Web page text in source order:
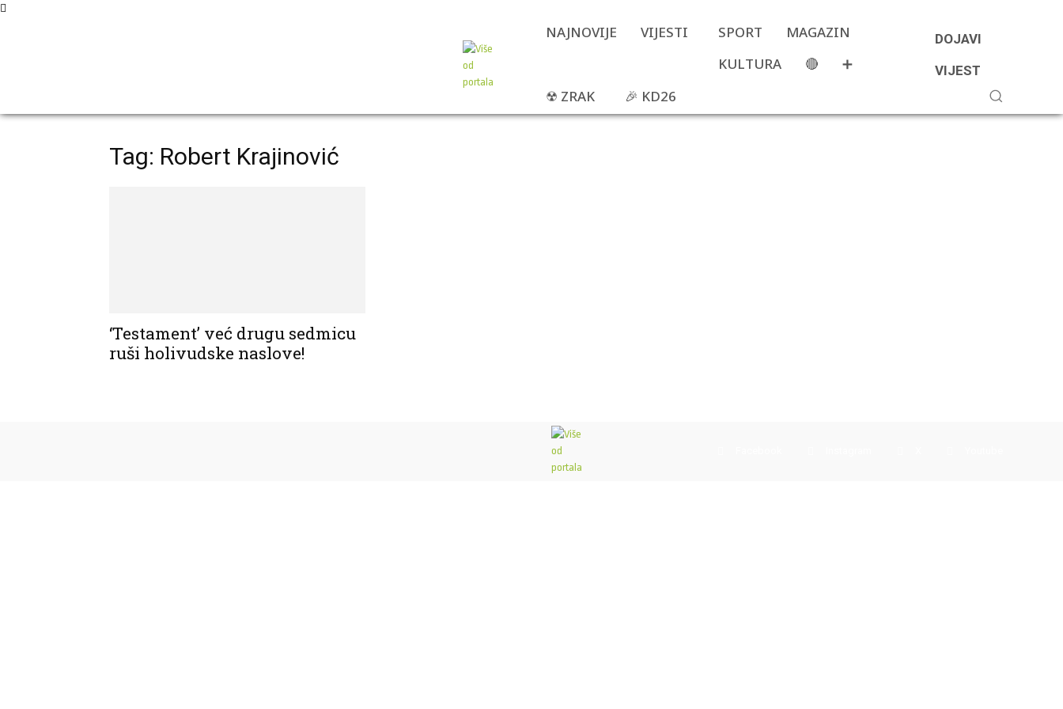
NAJNOVIJE VIJESTI SPORT
MAGAZIN
KULTURA
🔴
➕
☢ ZRAK
🎉 KD26
DOJAVI
VIJEST
Tag: Robert Krajinović
‘Testament’ već drugu sedmicu
ruši holivudske naslove!